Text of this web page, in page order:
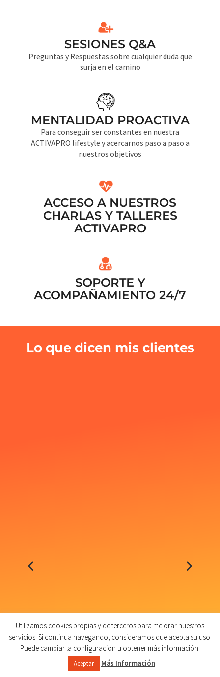
SESIONES Q&A
Preguntas y Respuestas sobre cualquier duda que
surja en el camino
MENTALIDAD PROACTIVA
Para conseguir ser constantes en nuestra
ACTIVAPRO lifestyle y acercarnos paso a paso a
nuestros objetivos
ACCESO A NUESTROS
CHARLAS Y TALLERES
ACTIVAPRO
SOPORTE Y
ACOMPAÑAMIENTO 24/7
Lo que dicen mis clientes
Utilizamos cookies propias y de terceros para mejorar nuestros
servicios. Si continua navegando, consideramos que acepta su uso.
Puede cambiar la configuración u obtener más información.
Aceptar Más Información